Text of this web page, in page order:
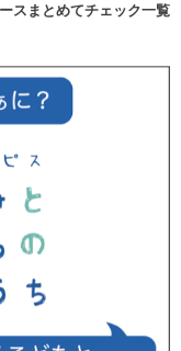
スまとめてチェック一覧